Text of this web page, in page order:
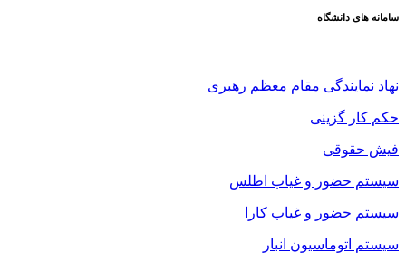
سامانه های دانشگاه
نهاد نمایندگی مقام معظم رهبری
حکم کار گزینی
فیش حقوقی
سیستم حضور و غیاب اطلس
سیستم حضور و غیاب کارا
سیستم اتوماسیون انبار